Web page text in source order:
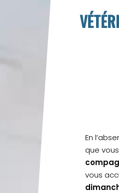
En
que
vous